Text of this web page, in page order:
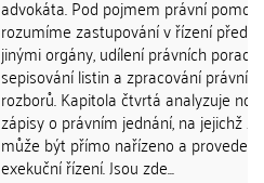
advokáta. Pod pojmem právní pomoc
rozumíme zastupování v řízení před
jinými orgány, udílení právních porad,
sepisování listin a zpracování právních
rozborů. Kapitola čtvrtá analyzuje
zápisy o právním jednání, na jejichž
může být přímo nařízeno a provedeno
exekuční řízení. Jsou zde...